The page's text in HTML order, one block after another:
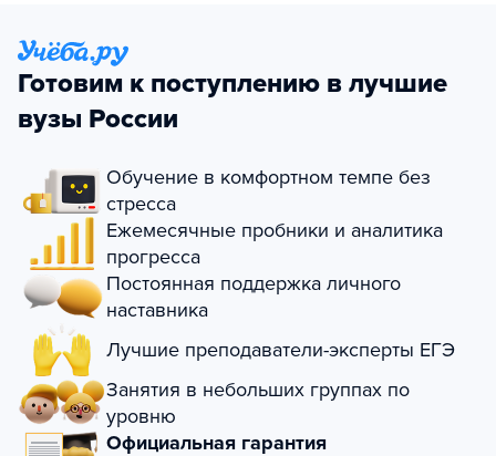
Готовим к поступлению в лучшие
вузы России
Обучение в комфортном темпе без
стресса
Ежемесячные пробники и аналитика
прогресса
Постоянная поддержка личного
наставника
Лучшие преподаватели-эксперты ЕГЭ
Занятия в небольших группах по
уровню
Официальная гарантия